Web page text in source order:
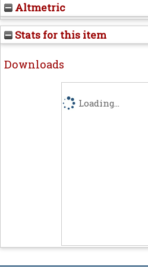
Altmetric
Stats for this item
Downloads
Loading...